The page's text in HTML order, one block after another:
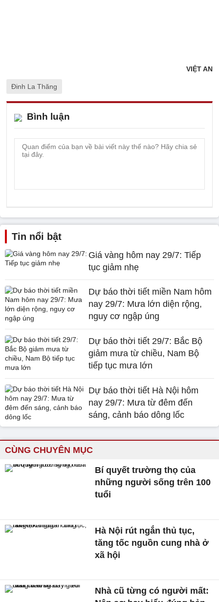
VIỆT AN
Đinh La Thăng
Bình luận
Tin nổi bật
Giá vàng hôm nay 29/7: Tiếp
tục giảm nhẹ
Dự báo thời tiết miền Nam hôm
nay 29/7: Mưa lớn diện rộng,
nguy cơ ngập úng
Dự báo thời tiết 29/7: Bắc Bộ
giảm mưa từ chiều, Nam Bộ
tiếp tục mưa lớn
Dự báo thời tiết Hà Nội hôm
nay 29/7: Mưa từ đêm đến
sáng, cảnh báo dông lốc
CÙNG CHUYÊN MỤC
Bí quyết trường thọ của
những người sống trên 100
tuổi
Hà Nội rút ngắn thủ tục,
tăng tốc nguồn cung nhà ở
xã hội
Nhà cũ từng có người mất: